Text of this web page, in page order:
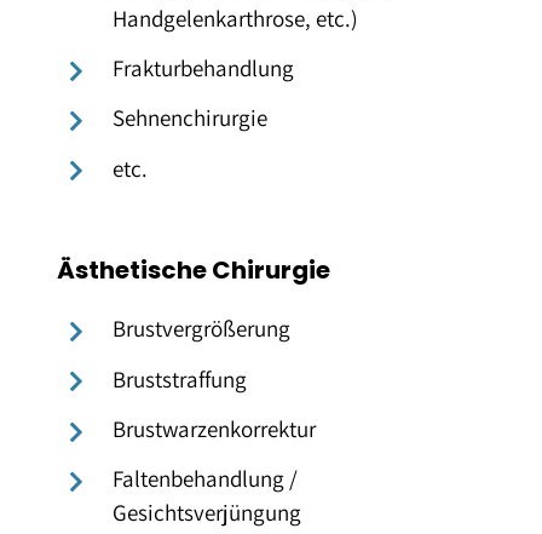
Handgelenkarthrose, etc.)
Frakturbehandlung
Sehnenchirurgie
etc.
Ästhetische Chirurgie
Brustvergrößerung
Bruststraffung
Brustwarzenkorrektur
Faltenbehandlung /
Gesichtsverjüngung